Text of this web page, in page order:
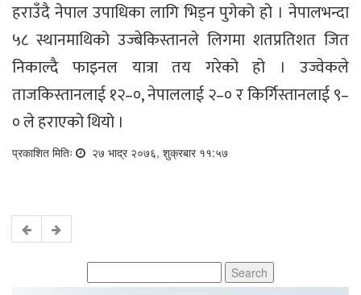
हराउँदै नेपाल उपाधिका लागि भिड्न पुगेको हो । नेपालभन्दा
५८ स्थानमाथिको उज्बेकिस्तानले लिगमा शतप्रतिशत जित
निकाल्दै फाइनल यात्रा तय गरेको हो । उज्वेकले
ताजकिस्तानलाई १२–०, नेपाललाई २–० र किर्गिस्तानलाई ९–
० ले हराएको थियो ।
प्रकाशित मितिः २७ भाद्र २०७६, शुक्रबार ११:५७
for: